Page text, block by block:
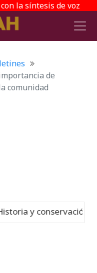
la síntesis de voz
de
comunidad
San Juan